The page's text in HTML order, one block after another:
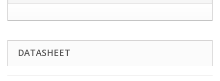
DATASHEET